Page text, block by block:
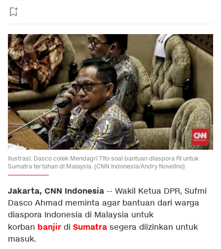
Ilustrasi. Dasco colek Mendagri Tito soal bantuan diaspora RI untuk
Sumatra tertahan di Malaysia. (CNN Indonesia/Andry Novelino)
Jakarta, CNN Indonesia -- Wakil Ketua DPR, Sufmi
Dasco Ahmad meminta agar bantuan dari warga
diaspora Indonesia di Malaysia untuk
korban banjir di Sumatra segera diizinkan untuk
masuk.